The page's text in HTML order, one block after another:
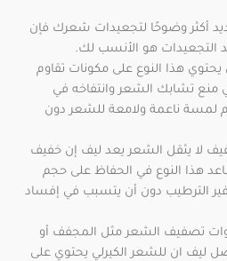
أكثر وضوحًا لتجعيدات شعرك فإن
هو الأنسب لك.
هذا النوع على مكونات تقاوم
منع تشابك الشعر وانتفاخه في
لمسة ناعمة ولامعة للشعر دون
لا يثقل الشعر يعد ليف إن خفيف
هذا النوع في الحفاظ على حجم
الترطيب دون أن يتسبب في إفساد
تصفيف الشعر مثل المجفف أو
ليف ان للشعر الكيرلي يحتوي على